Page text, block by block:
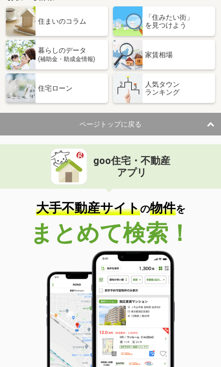
住まいのコラム
「住みたい街」
を見つけよう
暮らしのデータ
(補助金・助成金情報)
家賃相場
住宅ローン
人気タウン
ランキング
ページトップに戻る
goo住宅・不動産
アプリ
大手不動産サイトの物件を
まとめて検索！